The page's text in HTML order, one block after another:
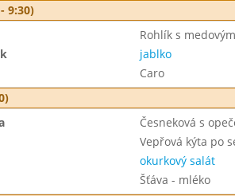
9:30)
Rohlík s
jablko
Caro
Česneková s
Vepřová kýta po
okurkový salát
Šťáva - mléko